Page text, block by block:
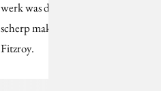
werk was dat verhaal
scherp maken', aldus
Fitzroy.